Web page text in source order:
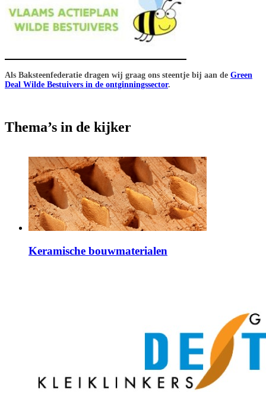
Als Baksteenfederatie dragen wij graag ons steentje bij aan de Green
Deal Wilde Bestuivers in de ontginningssector.
Thema’s in de kijker
Keramische bouwmaterialen